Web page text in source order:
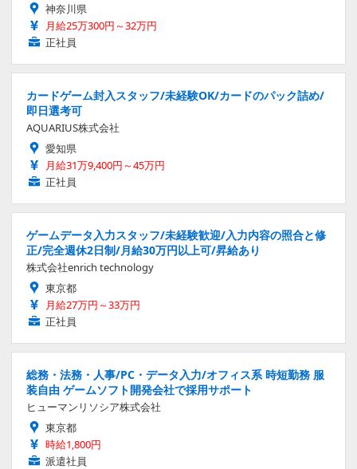
神奈川県
月給25万300円～32万円
正社員
カードゲーム封入スタッフ/未経験OK/カードのパック詰め/
即日選考可
AQUARIUS株式会社
愛知県
月給31万9,400円～45万円
正社員
ゲームデータ入力スタッフ/未経験歓迎/入力内容の照合と修
正/完全週休2日制/月給30万円以上可/昇給あり
株式会社enrich technology
東京都
月給27万円～33万円
正社員
総務・法務・人事/PC・データ入力/オフィス系 時短勤務 服
装自由 ゲームソフト開発会社で採用サポート
ヒューマンリソシア株式会社
東京都
時給1,800円
派遣社員